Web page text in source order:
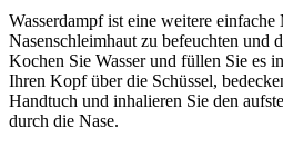
Wasserdampf ist eine weitere
Nasenschleimhaut zu befeuchten und
Kochen Sie Wasser und füllen Sie es
Ihren Kopf über die Schüssel,
Handtuch und inhalieren Sie den
durch die Nase.